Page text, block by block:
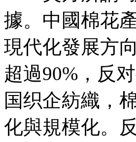
據。中國棉花
現代化發展方
超過90%，反
国织企紡織，
化與規模化。